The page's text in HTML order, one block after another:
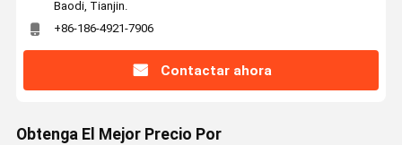
Baodi, Tianjin.
+86-186-4921-7906
Contactar ahora
Obtenga El Mejor Precio Por